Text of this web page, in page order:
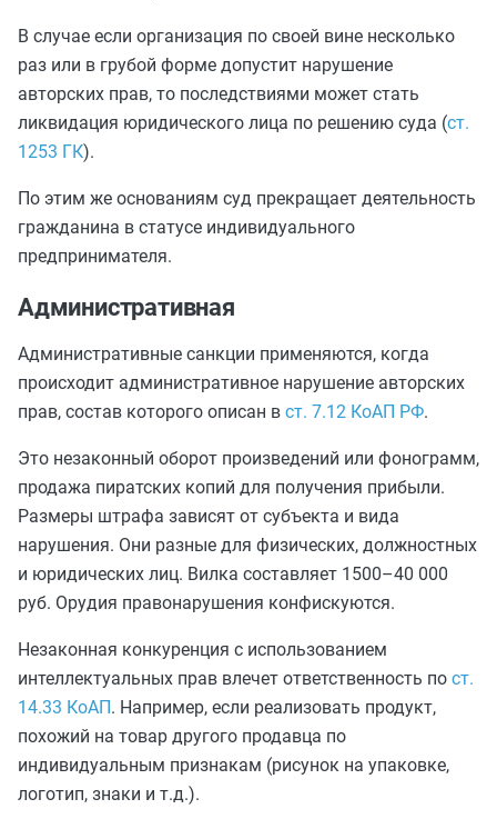
В случае если организация по своей вине несколько
раз или в грубой форме допустит нарушение
авторских прав, то последствиями может стать
ликвидация юридического лица по решению суда (ст.
1253 ГК).
По этим же основаниям суд прекращает деятельность
гражданина в статусе индивидуального
предпринимателя.
Административная
Административные санкции применяются, когда
происходит административное нарушение авторских
прав, состав которого описан в ст. 7.12 КоАП РФ.
Это незаконный оборот произведений или фонограмм,
продажа пиратских копий для получения прибыли.
Размеры штрафа зависят от субъекта и вида
нарушения. Они разные для физических, должностных
и юридических лиц. Вилка составляет 1500–40 000
руб. Орудия правонарушения конфискуются.
Незаконная конкуренция с использованием
интеллектуальных прав влечет ответственность по ст.
14.33 КоАП. Например, если реализовать продукт,
похожий на товар другого продавца по
индивидуальным признакам (рисунок на упаковке,
логотип, знаки и т.д.).